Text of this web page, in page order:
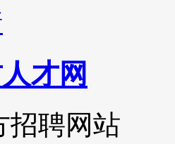
才网
招聘网站